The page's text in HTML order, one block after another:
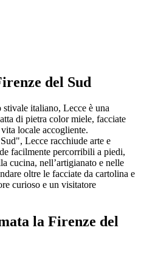
del Sud
stivale italiano, Lecce è una
di pietra color miele, facciate
locale accogliente.
Lecce racchiude arte e
facilmente percorribili a piedi,
cucina, nell’artigianato e nelle
oltre le facciate da cartolina e
curioso e un visitatore
la Firenze del